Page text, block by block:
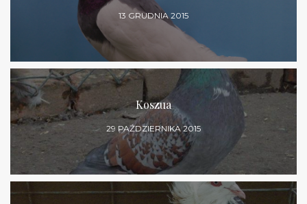
13 GRUDNIA 2015
Koszua
29 PAŹDZIERNIKA 2015